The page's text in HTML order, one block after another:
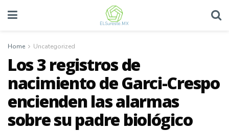
Home Uncategorized
Los 3 registros de
nacimiento de Garci-Crespo
encienden las alarmas
sobre su padre biológico